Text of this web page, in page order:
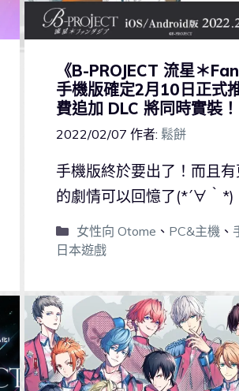
《B-PROJECT 流星＊
手機版確定2月10日正式
費追加 DLC 將同時實裝！
2022/02/07 作者: 鬆餅
手機版終於要出了！而且
的劇情可以回憶了(*´∀｀*)
女性向 Otome 、 PC&主機、
日本遊戲